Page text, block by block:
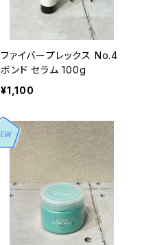
ファイバープレックス No.4
ボンド セラム 100g
¥1,100